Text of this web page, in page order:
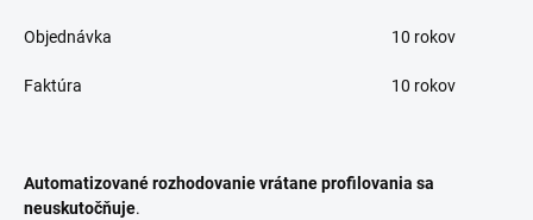
Objednávka 10 rokov
Faktúra 10 rokov
Automatizované rozhodovanie vrátane profilovania sa
neuskutočňuje.